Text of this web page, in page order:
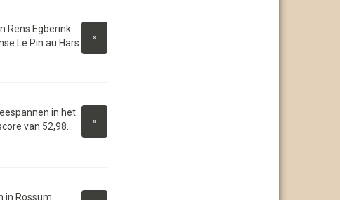
»
Rens Egberink
Le Pin au Hars
»
in het
van 52,98...
in Rossum